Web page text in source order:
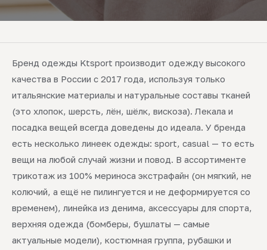
Бренд одежды Ktsport производит одежду высокого
качества в России с 2017 года, используя только
итальянские материалы и натуральные составы тканей
(это хлопок, шерсть, лён, шёлк, вискоза). Лекала и
посадка вещей всегда доведены до идеала. У бренда
есть несколько линеек одежды: sport, casual — то есть
вещи на любой случай жизни и повод. В ассортименте
трикотаж из 100% мериноса экстрафайн (он мягкий, не
колючий, а ещё не пилингуется и не деформируется со
временем), линейка из денима, аксессуары для спорта,
верхняя одежда (бомберы, бушлаты — самые
актуальные модели), костюмная группа, рубашки и